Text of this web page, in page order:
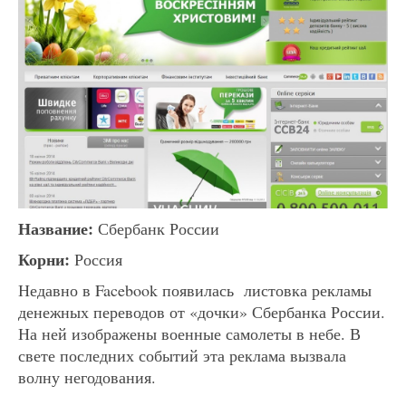
Название: Сбербанк России
Корни: Россия
Недавно в Facebook появилась листовка рекламы
денежных переводов от «дочки» Сбербанка России.
На ней изображены военные самолеты в небе. В
свете последних событий эта реклама вызвала
волну негодования.